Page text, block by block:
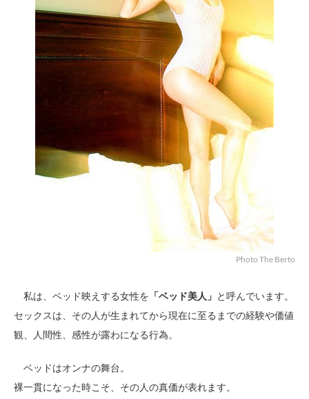
Photo The Berto
私は、ベッド映えする女性を 「ベッド美人」 と呼んでいます。
セックスは、その人が生まれてから現在に至るまでの経験や価値
観、人間性、感性が露わになる行為。
ベッドはオンナの舞台。
裸一貫になった時こそ、その人の真価が表れます。